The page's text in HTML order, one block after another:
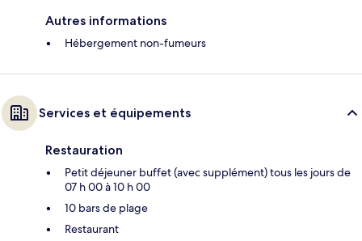
Autres informations
Hébergement non-fumeurs
Services et équipements
Restauration
Petit déjeuner buffet (avec supplément) tous les jours de
07 h 00 à 10 h 00
10 bars de plage
Restaurant